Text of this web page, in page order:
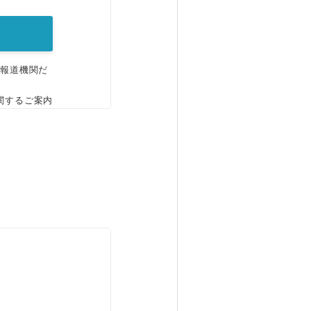
道機関だ
するご案内